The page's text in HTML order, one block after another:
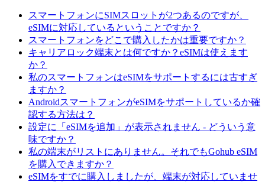
スマートフォンにSIMスロットが2つあるのですが、
eSIMに対応しているということですか？
スマートフォンをどこで購入したかは重要ですか？
キャリアロック端末とは何ですか？eSIMは使えます
か？
私のスマートフォンはeSIMをサポートするには古すぎ
ますか？
AndroidスマートフォンがeSIMをサポートしているか確
認する方法は？
設定に「eSIMを追加」が表示されません - どういう意
味ですか？
私の端末がリストにありません。それでもGohub eSIM
を購入できますか？
eSIMをすでに購入しましたが、端末が対応していませ